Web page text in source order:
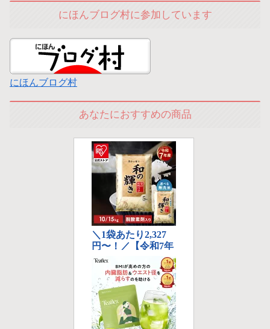
にほんブログ村に参加しています
にほんブログ村
あなたにおすすめの商品